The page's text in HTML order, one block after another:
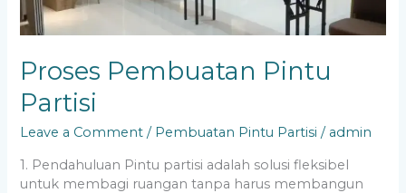
Proses Pembuatan Pintu
Partisi
Leave a Comment / Pembuatan Pintu Partisi / admin
1. Pendahuluan Pintu partisi adalah solusi fleksibel
untuk membagi ruangan tanpa harus membangun